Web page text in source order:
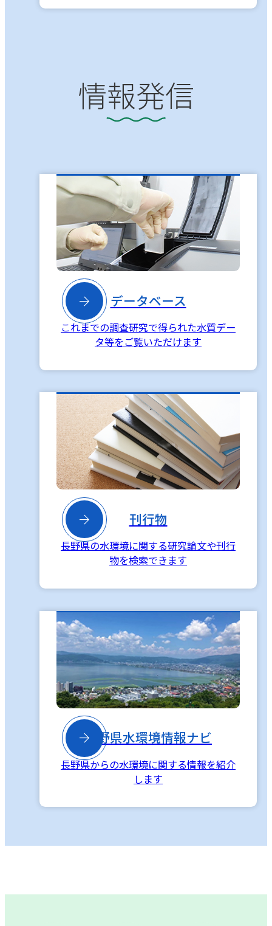
情報発信
 データベース
これまでの調査研究で得られた水質デー
タ等をご覧いただけます
 刊行物
長野県の水環境に関する研究論文や刊行
物を検索できます
長野県水環境情報ナビ
長野県からの水環境に関する情報を紹介
します